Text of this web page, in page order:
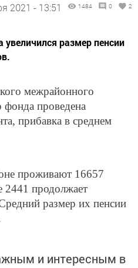
2021 - 13:51 1484 0 2
увеличился размер пенсии
межрайонного
фонда проведена
прибавка в среднем
проживают 16657
2441 продолжает
размер их пенсии
и интересным в